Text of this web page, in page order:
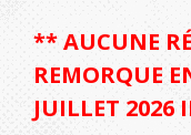
** AUCUNE
REMORQUE
JUILLET 2026